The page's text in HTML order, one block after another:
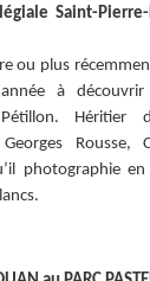
Saint-
ou plus
à
Pétillon.
Rousse,
photographie